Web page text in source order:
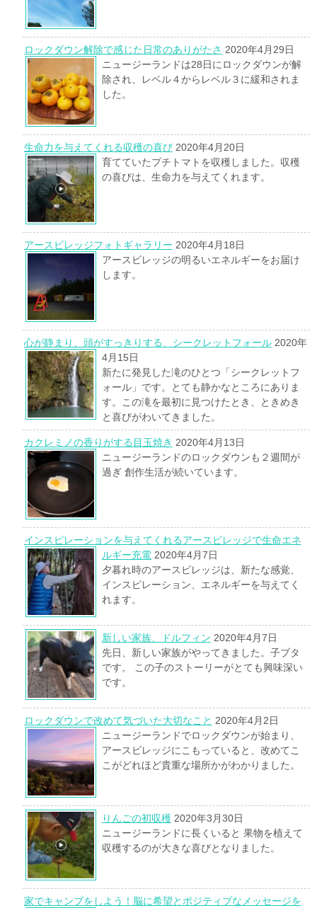
ロックダウン解除で感じた日常のありがたさ 2020年4月29日
ニュージーランドは28日にロックダウンが解
除され、レベル４からレベル３に緩和されま
した。
生命力を与えてくれる収穫の喜び2020年4月20日
育てていたプチトマトを収穫しました。収穫
の喜びは、生命力を与えてくれます。
アースビレッジフォトギャラリー 2020年4月18日
アースビレッジの明るいエネルギーをお届け
します。
心が静まり、頭がすっきりする、シークレットフォール2020年
4月15日
新たに発見した滝のひとつ「シークレットフ
ォール」です。とても静かなところにありま
す。この滝を最初に見つけたとき、ときめき
と喜びがわいてきました。
カクレミノの香りがする目玉焼き 2020年4月13日
ニュージーランドのロックダウンも２週間が
過ぎ 創作生活が続いています。
インスピレーションを与えてくれるアースビレッジで生命エネ
ルギー充電2020年4月7日
夕暮れ時のアースビレッジは、新たな感覚、
インスピレーション、エネルギーを与えてく
れます。
新しい家族、ドルフィン 2020年4月7日
先日、新しい家族がやってきました。子ブタ
です。 この子のストーリーがとても興味深い
です。
ロックダウンで改めて気づいた大切なこと 2020年4月2日
ニュージーランドでロックダウンが始まり、
アースビレッジにこもっていると、改めてこ
こがどれほど貴重な場所かがわかりました。
りんごの初収穫 2020年3月30日
ニュージーランドに長くいると 果物を植えて
収穫するのが大きな喜びとなりました。
家でキャンプをしよう！脳に希望とポジティブなメッセージを